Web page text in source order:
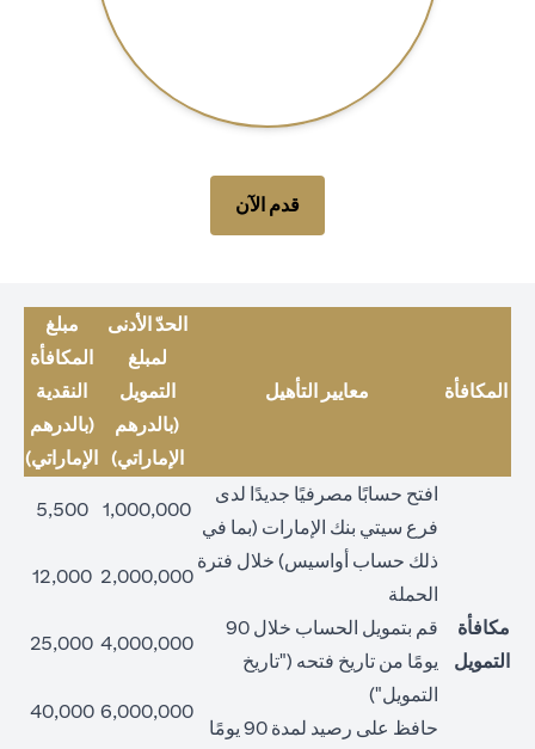
قدم الآن
المكافأة معايير التأهيل
الحدّ الأدنى
لمبلغ
التمويل
(بالدرهم
الإماراتي)
مبلغ
المكافأة
النقدية
(بالدرهم
الإماراتي)
مكافأة
التمويل
افتح حسابًا مصرفيًا جديدًا لدى
فرع سيتي بنك الإمارات (بما في
ذلك حساب أواسيس) خلال فترة
الحملة
قم بتمويل الحساب خلال 90
يومًا من تاريخ فتحه ("تاريخ
التمويل")
حافظ على رصيد لمدة 90 يومًا
1,000,000
5,500
2,000,000
12,000
4,000,000
25,000
6,000,000
40,000